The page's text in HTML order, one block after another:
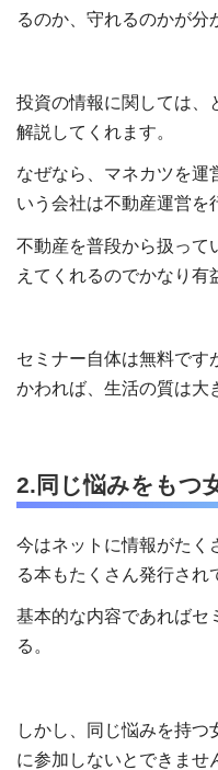
るのか、守れるのかが分
投資の情報に関しては、
解説してくれます。
なぜなら、マネカツを運
いう会社は不動産運営を
不動産を普段から扱って
えてくれるのでかなり有
セミナー自体は無料です
かわれば、生活の質は大
2.同じ悩みをもつ
今はネットに情報がたく
る本もたくさん発行され
基本的な内容であればセ
る。
しかし、同じ悩みを持
に参加しないとできませ